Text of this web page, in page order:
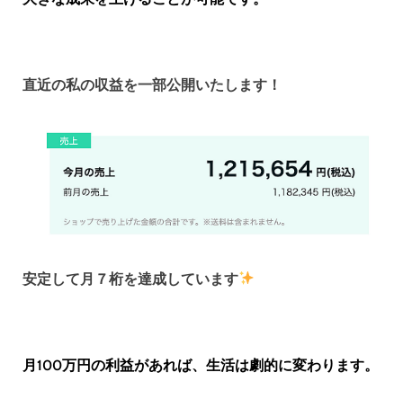
直近の私の収益を一部公開いたします！
安定して月７桁を達成しています
月100万円の利益があれば、生活は劇的に変わります。